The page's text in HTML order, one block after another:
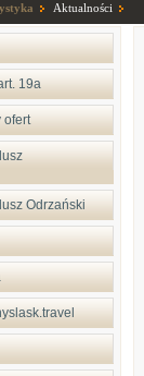
Aktualności
19a
ofert
Odrzański